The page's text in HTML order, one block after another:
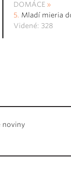
DOMÁCE
Mladí mieria
Videné: 328
noviny